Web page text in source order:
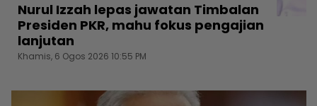
Nurul Izzah lepas jawatan Timbalan
Presiden PKR, mahu fokus pengajian
lanjutan
Khamis, 6 Ogos 2026 10:55 PM